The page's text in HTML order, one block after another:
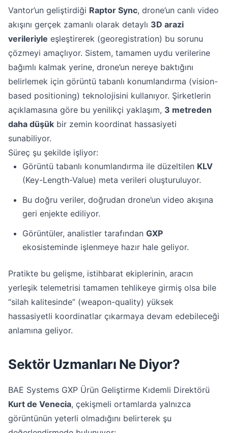
Vantor’un geliştirdiği Raptor Sync, drone’un canlı video
akışını gerçek zamanlı olarak detaylı 3D arazi
verileriyle eşleştirerek (georegistration) bu sorunu
çözmeyi amaçlıyor. Sistem, tamamen uydu verilerine
bağımlı kalmak yerine, drone’un nereye baktığını
belirlemek için görüntü tabanlı konumlandırma (vision-
based positioning) teknolojisini kullanıyor. Şirketlerin
açıklamasına göre bu yenilikçi yaklaşım, 3 metreden
daha düşük bir zemin koordinat hassasiyeti
sunabiliyor.
Süreç şu şekilde işliyor:
Görüntü tabanlı konumlandırma ile düzeltilen KLV
(Key-Length-Value) meta verileri oluşturuluyor.
Bu doğru veriler, doğrudan drone’un video akışına
geri enjekte ediliyor.
Görüntüler, analistler tarafından GXP
ekosisteminde işlenmeye hazır hale geliyor.
Pratikte bu gelişme, istihbarat ekiplerinin, aracın
yerleşik telemetrisi tamamen tehlikeye girmiş olsa bile
“silah kalitesinde” (weapon-quality) yüksek
hassasiyetli koordinatlar çıkarmaya devam edebileceği
anlamına geliyor.
Sektör Uzmanları Ne Diyor?
BAE Systems GXP Ürün Geliştirme Kıdemli Direktörü
Kurt de Venecia, çekişmeli ortamlarda yalnızca
görüntünün yeterli olmadığını belirterek şu